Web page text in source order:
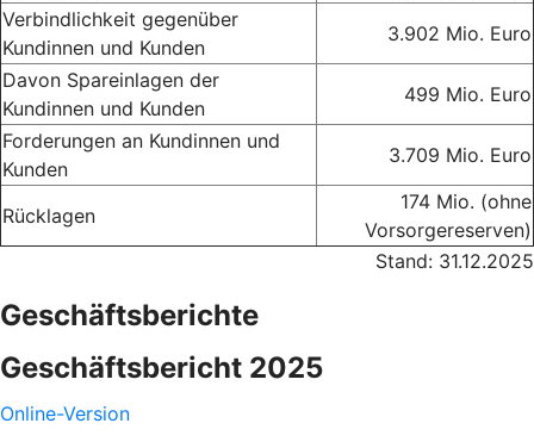
Verbindlichkeit gegenüber
Kundinnen und Kunden
3.902 Mio. Euro
Davon Spareinlagen der
Kundinnen und Kunden
499 Mio. Euro
Forderungen an Kundinnen und
Kunden
3.709 Mio. Euro
Rücklagen
174 Mio. (ohne
Vorsorgereserven)
Stand: 31.12.2025
Geschäftsberichte
Geschäftsbericht 2025
Online-Version